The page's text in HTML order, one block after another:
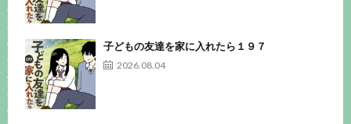
子どもの友達を家に入れたら１９７
2026.08.04